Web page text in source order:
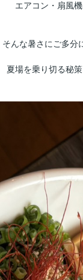
エアコン・扇風
そんな暑さにご多分
夏場を乗り切る秘